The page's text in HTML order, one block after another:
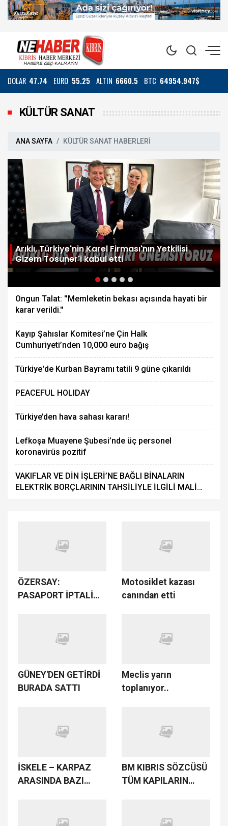
DOLAR 47.74 EURO 55.25 ALTIN 6660.5 BTC 64954.947$
KÜLTÜR SANAT
ANA SAYFA KÜLTÜR SANAT HABERLERİ
Arıklı, Türkiye'nin Karel Firması'nın Yetkilisi
Gizem Tosuner'i kabul etti
Ongun Talat: ''Memleketin bekası açısında hayati bir
karar verildi.''
Kayıp Şahıslar Komitesi’ne Çin Halk
Cumhuriyeti’nden 10,000 euro bağış
Türkiye'de Kurban Bayramı tatili 9 güne çıkarıldı
PEACEFUL HOLIDAY
Türkiye’den hava sahası kararı!
Lefkoşa Muayene Şubesi’nde üç personel
koronavirüs pozitif
VAKIFLAR VE DİN İŞLERİ’NE BAĞLI BİNALARIN
ELEKTRİK BORÇLARININ TAHSİLİYLE İLGİLİ MALİ
ÖZERSAY:
PASAPORT İPTALİ
Motosiklet kazası
canından etti
GÜNEY'DEN GETİRDİ
BURADA SATTI
Meclis yarın
toplanıyor..
İSKELE – KARPAZ
ARASINDA BAZI
HİZMETLERİNDE
BM KIBRIS SÖZCÜSÜ
TÜM KAPILARIN